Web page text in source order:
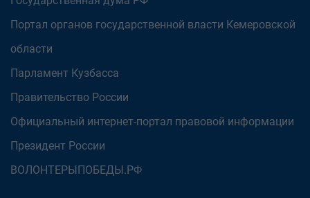
Портал органов государственной власти Кемеровской
области
Парламент Кузбасса
Правительство России
Официальный интернет-портал правовой информации
Президент России
ВОЛОНТЕРЫПОБЕДЫ.РФ